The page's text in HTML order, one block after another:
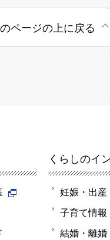
ページの上に戻る
くらしのイ
妊娠・出産
子育て情報
結婚・離婚